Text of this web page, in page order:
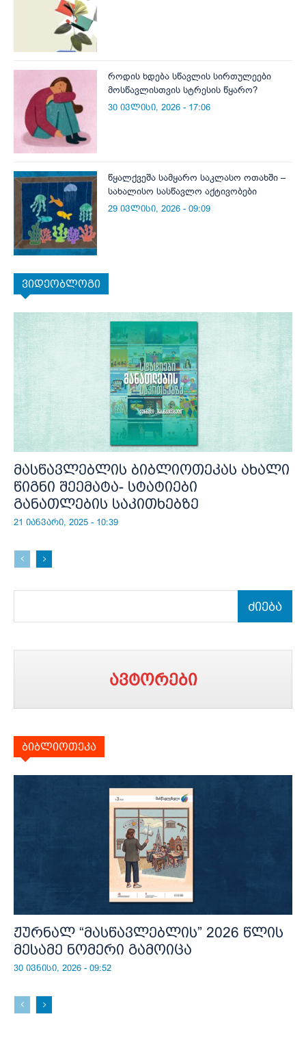
როდის ხდება სწავლის სირთულეები
მოსწავლისთვის სტრესის წყარო?
30 ივლისი, 2026 - 17:06
წყალქვეშა სამყარო საკლასო ოთახში –
სახალისო სასწავლო აქტივობები
29 ივლისი, 2026 - 09:09
ვიდეობლოგი
მასწავლებლის ბიბლიოთეკას ახალი
წიგნი შეემატა- სტატიები
განათლების საკითხებზე
21 იანვარი, 2025 - 10:39
ძიება
ავტორები
ბიბლიოთეკა
ჟურნალ “მასწავლებლის” 2026 წლის
მესამე ნომერი გამოიცა
30 ივნისი, 2026 - 09:52